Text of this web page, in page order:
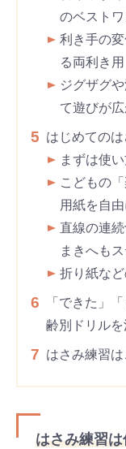
のベストワ
利き手の
る両利き用
ジグザグ
て遊びが
5 はじめての
まずは使
こどもの
用紙を自
直線の連
まきへも
折り紙な
6
「できた」
齢別ドリルを
7 はさみ練習
はさみ練習